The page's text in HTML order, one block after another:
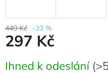
449 Kč –33 %
297 Kč
cena:
Ihned k odeslání (